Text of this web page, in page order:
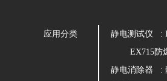
应用分类 静电测试仪 :
EX715防
静电消除器 :